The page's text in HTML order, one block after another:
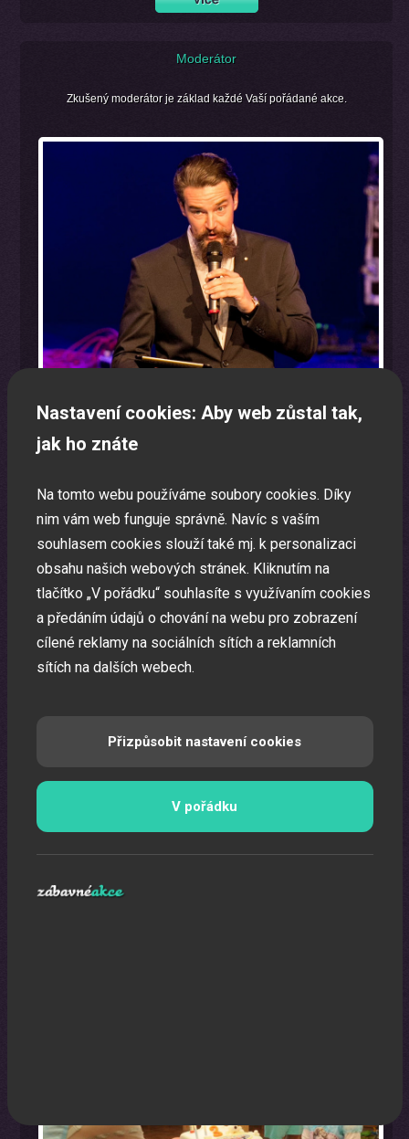
Moderátor
Zkušený moderátor je základ každé Vaší pořádané akce.
Program na firemní akci a firemní večírek na klíč
Oslava narozenin s animátorem
Nastavení cookies: Aby web zůstal tak,
jak ho znáte
Na tomto webu používáme soubory cookies. Díky
nim vám web funguje správně. Navíc s vaším
souhlasem cookies slouží také mj. k personalizaci
obsahu našich webových stránek. Kliknutím na
tlačítko „V pořádku“ souhlasíte s využívaním cookies
a předáním údajů o chování na webu pro zobrazení
cílené reklamy na sociálních sítích a reklamních
sítích na dalších webech.
Přizpůsobit nastavení cookies
V pořádku